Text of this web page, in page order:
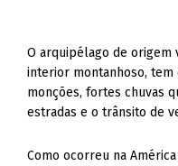
O arquipélago de origem
interior montanhoso,
monções, fortes chuvas
estradas e o trânsito de
Como ocorreu na